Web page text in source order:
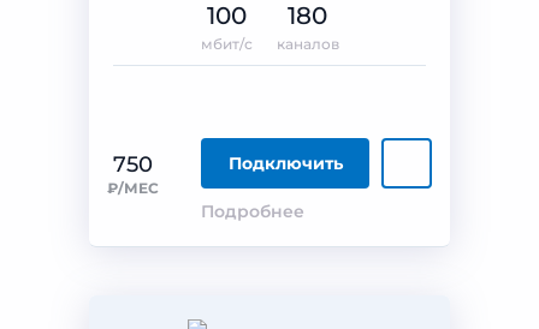
750
₽/МЕС
Подключить
Подробнее
100
мбит/с
180
каналов